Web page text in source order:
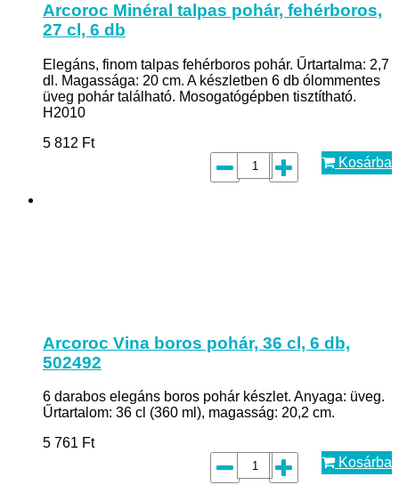
Arcoroc Minéral talpas pohár, fehérboros,
27 cl, 6 db
Elegáns, finom talpas fehérboros pohár. Űrtartalma: 2,7
dl. Magassága: 20 cm. A készletben 6 db ólommentes
üveg pohár található. Mosogatógépben tisztítható.
H2010
5 812 Ft
Kosárba
Arcoroc Vina boros pohár, 36 cl, 6 db,
502492
6 darabos elegáns boros pohár készlet. Anyaga: üveg.
Űrtartalom: 36 cl (360 ml), magasság: 20,2 cm.
5 761 Ft
Kosárba